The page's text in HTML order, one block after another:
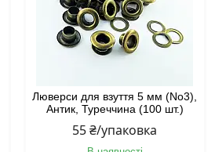
Люверси для взуття 5 мм (No3),
Антик, Туреччина (100 шт.)
55 ₴/упаковка